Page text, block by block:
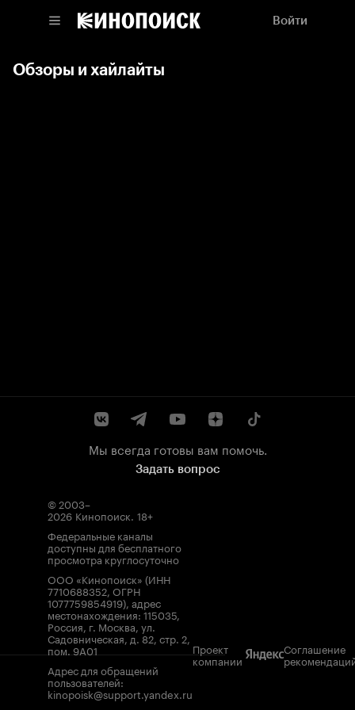
Войти
Обзоры и хайлайты
Мы всегда готовы вам помочь.
Задать вопрос
© 2003–
2026 Кинопоиск. 18+
Федеральные каналы
доступны для бесплатного
просмотра круглосуточно
ООО «Кинопоиск» (ИНН
7710688352, ОГРН
1077759854919), адрес
местонахождения: 115035,
Россия, г. Москва, ул.
Садовническая, д. 82, стр. 2,
пом. 9А01
Адрес для обращений
пользователей:
kinopoisk@support.yandex.ru
Проект
компании
Соглашение